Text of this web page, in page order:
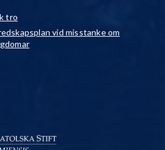
tro
vid misstanke om